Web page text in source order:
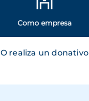
Como empresa
O realiza un donativo